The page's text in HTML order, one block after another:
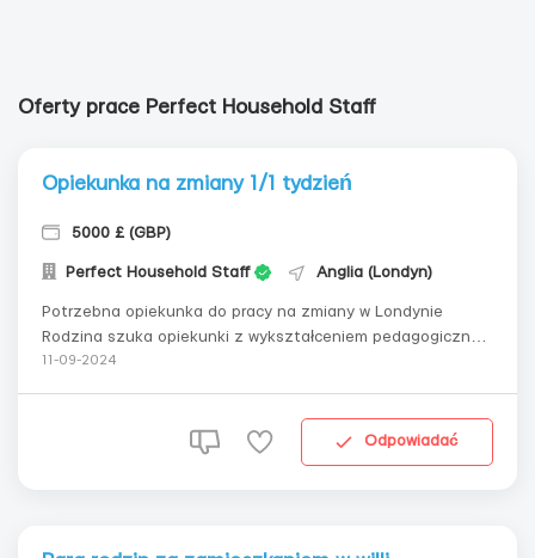
Oferty prace Perfect Household Staff
Opiekunka na zmiany 1/1 tydzień
5000 £ (GBP)
Perfect Household Staff Anglia (Londyn)
Potrzebna opiekunka do pracy na zmiany w Londynie
Rodzina szuka opiekunki z wykształceniem pedagogicznym
i doświadczeniem pracy w Londynie do stałej pracy na
LEGALNYM STATUS w Anglii. Obowiąz...
11-09-2024
Odpowiadać